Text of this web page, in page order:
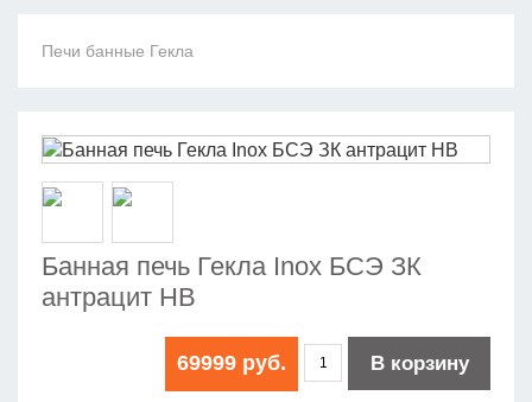
Печи банные Гекла
Банная печь Гекла Inox БСЭ ЗК
антрацит НВ
69999 руб. В корзину